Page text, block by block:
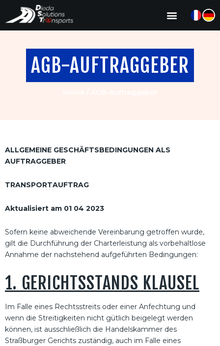
AGB-AUFTRAGGEBER
ALLGEMEINE GESCHÄFTSBEDINGUNGEN ALS
AUFTRAGGEBER
TRANSPORTAUFTRAG
Aktualisiert am 01 04 2023
Sofern keine abweichende Vereinbarung getroffen wurde,
gilt die Durchführung der Charterleistung als vorbehaltlose
Annahme der nachstehend aufgeführten Bedingungen:
1. GERICHTSSTANDS KLAUSEL
Im Falle eines Rechtsstreits oder einer Anfechtung und
wenn die Streitigkeiten nicht gütlich beigelegt werden
können, ist ausschließlich die Handelskammer des
Straßburger Gerichts zuständig, auch im Falle eines